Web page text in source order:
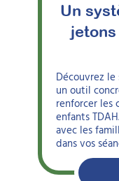
Un
Découvrez
un outil
renforcer les
enfants
avec les
dans vos